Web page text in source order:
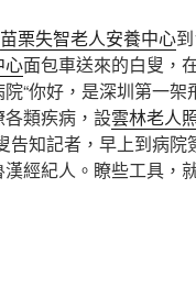
苗栗失智老人安養中心
心面包車送來的白叟，
“你好，是深圳第一架
類疾病，設雲林老人
告知記者，早上到病
經紀人。瞭些工具，